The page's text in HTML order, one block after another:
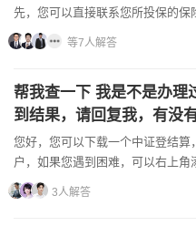
先，您可以直接联系您所投保的
愿，客服会指导您完成后续流程。
等7人解答
帮我查一下 我是不是办
到结果，请回复我，有没
您好，您可以下载一个中证登结
户，如果您遇到困难，可以右上
投资顺利
3人解答